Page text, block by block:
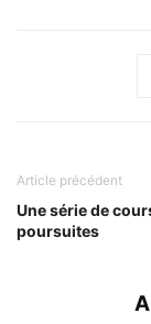
Article précédent
Une série de
poursuites